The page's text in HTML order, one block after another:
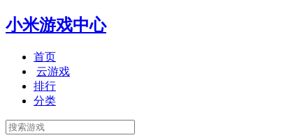
小米游戏中心
首页
云游戏
排行
分类